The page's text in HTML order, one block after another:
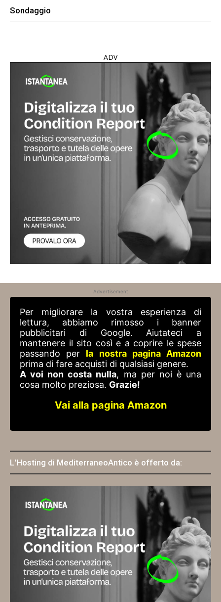
Sondaggio
ADV
Advertisement
Per migliorare la vostra esperienza di
lettura, abbiamo rimosso i banner
pubblicitari di Google. Aiutateci a
mantenere il sito così e a coprire le spese
passando per la nostra pagina Amazon
prima di fare acquisti di qualsiasi genere.
A voi non costa nulla, ma per noi è una
cosa molto preziosa. Grazie!
Vai alla pagina Amazon
L'Hosting di MediterraneoAntico è offerto da: